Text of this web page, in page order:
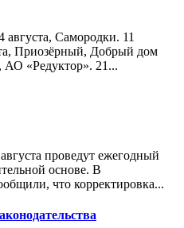
августа, Самородки. 11
Приозёрный, Добрый дом
АО «Редуктор». 21...
проведут ежегодный
основе. В
что корректировка...